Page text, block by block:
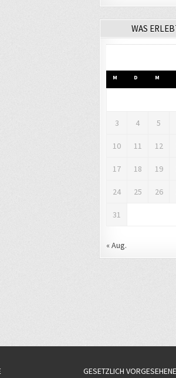
WAS
M D M
3 4 5
10 11 12
17 18 19
24 25 26
31
« Aug.
GESETZLICH